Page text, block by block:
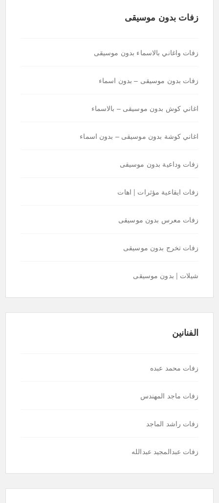
زفات بدون موسيقى
زفات واغاني بالاسماء بدون موسيقى
زفات بدون موسيقى – بدون اسماء
اغاني كوش بدون موسيقى – بالاسماء
اغاني كوشة بدون موسيقى – بدون اسماء
زفات وداعية بدون موسيقى
زفات ايقاعية مؤثرات | اهات
زفات معرس بدون موسيقى
زفات تخرج بدون موسيقى
شيلات | بدون موسيقى
الفنانين
زفات محمد عبده
زفات ماجد المهندس
زفات راشد الماجد
زفات عبدالمجيد عبدالله